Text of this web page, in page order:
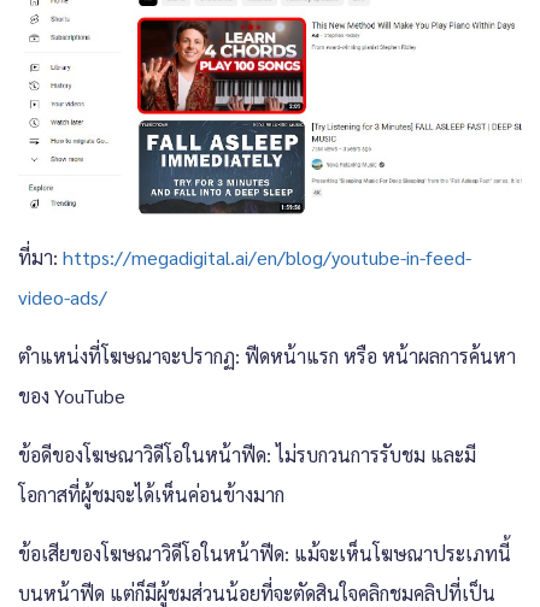
ที่มา: https://megadigital.ai/en/blog/youtube-in-feed-
video-ads/
ตำแหน่งที่โฆษณาจะปรากฏ: ฟีดหน้าแรก หรือ หน้าผลการค้นหา
ของ YouTube
ข้อดีของโฆษณาวิดีโอในหน้าฟีด: ไม่รบกวนการรับชม และมี
โอกาสที่ผู้ชมจะได้เห็นค่อนข้างมาก
ข้อเสียของโฆษณาวิดีโอในหน้าฟีด: แม้จะเห็นโฆษณาประเภทนี้
บนหน้าฟีด แต่ก็มีผู้ชมส่วนน้อยที่จะตัดสินใจคลิกชมคลิปที่เป็น